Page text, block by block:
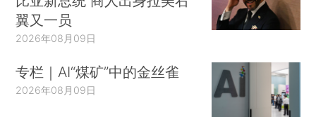
翼又一员
2026年08月09日
专栏｜AI“煤矿”中的金丝雀
2026年08月09日